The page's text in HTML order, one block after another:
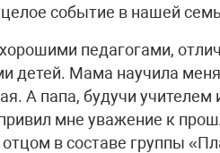
событие в нашей
педагогами,
детей. Мама научила меня
А папа, будучи
мне уважение к
отцом в составе группы